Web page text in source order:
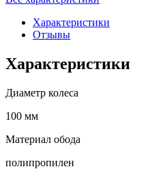
Характеристики
Отзывы
Характеристики
Диаметр колеса
100 мм
Материал обода
полипропилен